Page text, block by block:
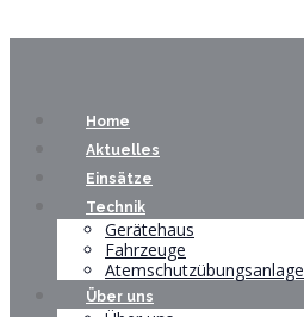
Home
Aktuelles
Einsätze
Technik
Gerätehaus
Fahrzeuge
Atemschutzübungsanlage
Über uns